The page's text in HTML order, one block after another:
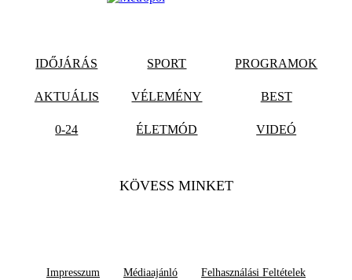
IDŐJÁRÁS SPORT PROGRAMOK
AKTUÁLIS VÉLEMÉNY BEST
0-24 ÉLETMÓD VIDEÓ
KÖVESS MINKET
Impresszum Médiaajánló Felhasználási Feltételek